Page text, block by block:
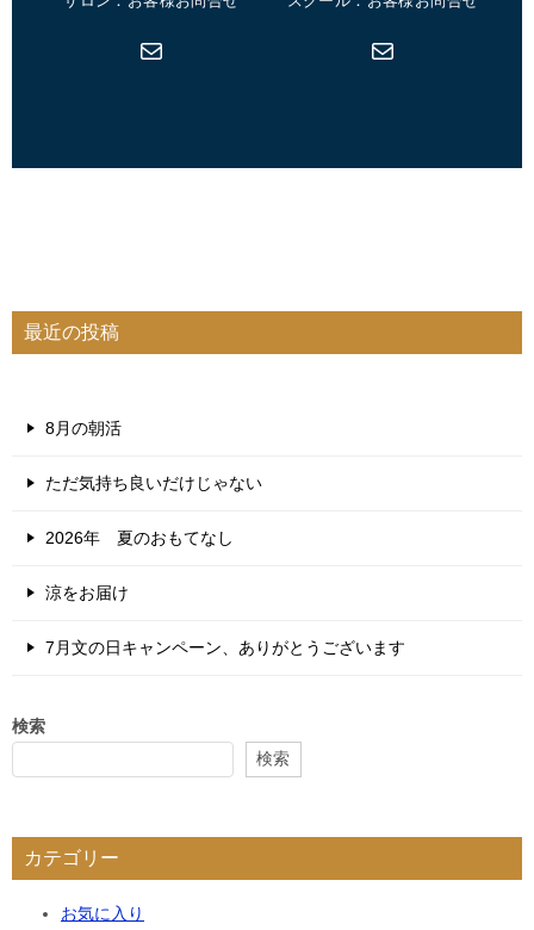
メール メール
最近の投稿
8月の朝活
ただ気持ち良いだけじゃない
2026年 夏のおもてなし
涼をお届け
7月文の日キャンペーン、ありがとうございます
検索
検索
カテゴリー
お気に入り